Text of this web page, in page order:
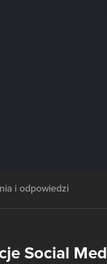
i odpowiedzi
Social